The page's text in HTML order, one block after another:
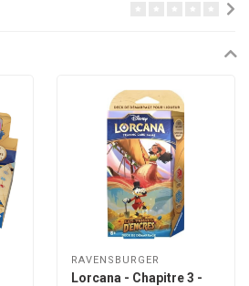
RAVENSBURGER
Lorcana - Chapitre 3 -